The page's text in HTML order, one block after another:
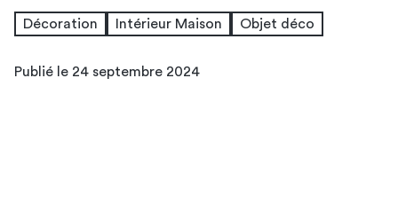
Décoration Intérieur Maison Objet déco
Publié le 24 septembre 2024